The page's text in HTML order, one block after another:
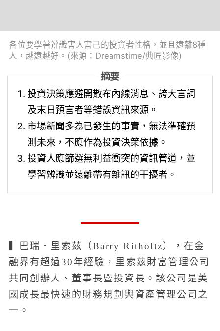
各位要學著辨識害人害己的投資者性格，並且遠離8種
人，越遠越好。(來源：Dreamstime/典匠影像)
摘要
投資決策應避開散布內線消息、誇大言詞
及末日預言者等錯誤資訊來源。
市場新聞多為已發生的事實，無法準確預
測未來，不應作為投資決策依據。
投資人應篩選無利益衝突的資訊管道，並
學習辨識並遠離帶有雜訊的干擾者。
▍巴瑞．里索茲（Barry Ritholtz），在金
融界有超過30年經驗，里索茲財富管理公司
共同創辦人、董事長暨投資長。該公司是美
國成長最快速的財務規劃與資產管理公司之
一。